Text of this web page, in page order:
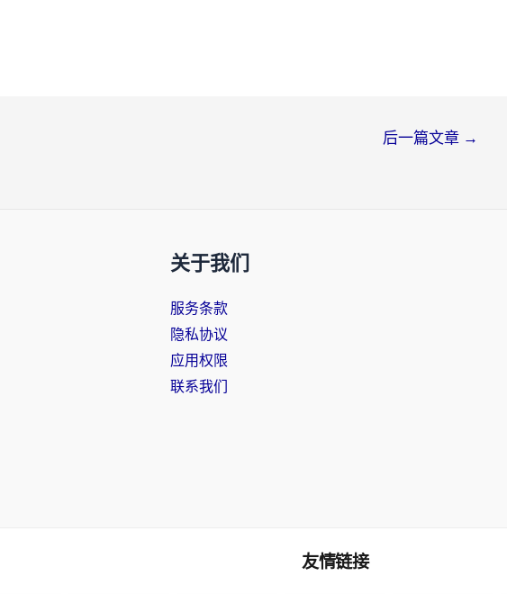
后一篇文章 →
关于我们
服务条款
隐私协议
应用权限
联系我们
友情链接